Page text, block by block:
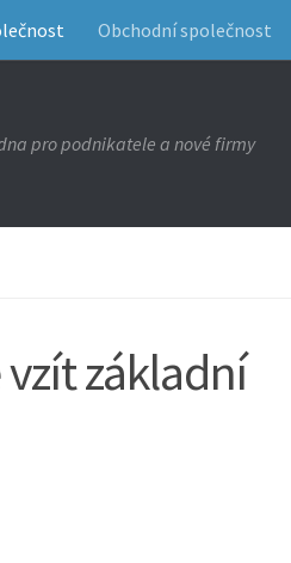
Obchodní společnost
pro podnikatele a nové firmy
základní